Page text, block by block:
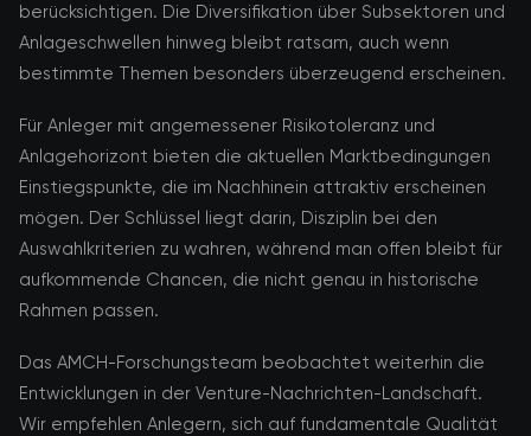
berücksichtigen. Die Diversifikation über Subsektoren und
Anlageschwellen hinweg bleibt ratsam, auch wenn
bestimmte Themen besonders überzeugend erscheinen.
Für Anleger mit angemessener Risikotoleranz und
Anlagehorizont bieten die aktuellen Marktbedingungen
Einstiegspunkte, die im Nachhinein attraktiv erscheinen
mögen. Der Schlüssel liegt darin, Disziplin bei den
Auswahlkriterien zu wahren, während man offen bleibt für
aufkommende Chancen, die nicht genau in historische
Rahmen passen.
Das AMCH-Forschungsteam beobachtet weiterhin die
Entwicklungen in der Venture-Nachrichten-Landschaft.
Wir empfehlen Anlegern, sich auf fundamentale Qualität